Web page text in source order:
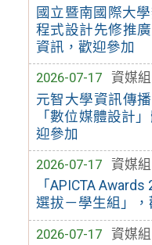
國立暨南國際大
程式設計先修推
資訊，歡迎參加
2026-07-17
資媒組
元智大學資訊傳
「數位媒體設計
迎參加
2026-07-17
資媒組
「APICTA
選拔－學生組」，
2026-07-17
資媒組